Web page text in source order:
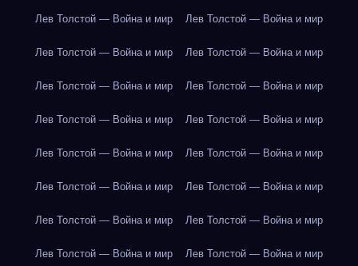
Лев Толстой — Война и мир Лев Толстой — Война и мир
Лев Толстой — Война и мир Лев Толстой — Война и мир
Лев Толстой — Война и мир Лев Толстой — Война и мир
Лев Толстой — Война и мир Лев Толстой — Война и мир
Лев Толстой — Война и мир Лев Толстой — Война и мир
Лев Толстой — Война и мир Лев Толстой — Война и мир
Лев Толстой — Война и мир Лев Толстой — Война и мир
Лев Толстой — Война и мир Лев Толстой — Война и мир